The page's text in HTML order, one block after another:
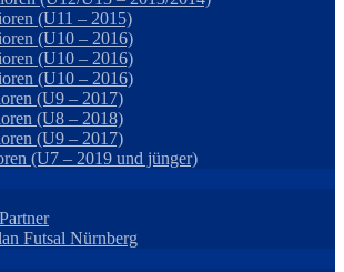
(U11 – 2015)
(U10 – 2016)
(U10 – 2016)
(U10 – 2016)
(U9 – 2017)
(U8 – 2018)
(U9 – 2017)
(U7 – 2019 und jünger)
Futsal Nürnberg